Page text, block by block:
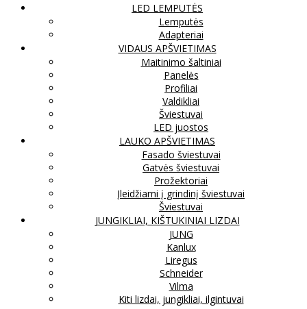
LED LEMPUTĖS
Lemputės
Adapteriai
VIDAUS APŠVIETIMAS
Maitinimo šaltiniai
Panelės
Profiliai
Valdikliai
Šviestuvai
LED juostos
LAUKO APŠVIETIMAS
Fasado šviestuvai
Gatvės šviestuvai
Prožektoriai
Įleidžiami į grindinį šviestuvai
Šviestuvai
JUNGIKLIAI, KIŠTUKINIAI LIZDAI
JUNG
Kanlux
Liregus
Schneider
Vilma
Kiti lizdai, jungikliai, ilgintuvai